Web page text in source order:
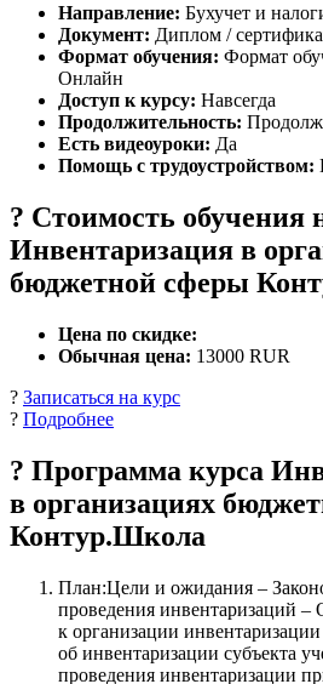
Направление: Бухучет и
Документ: Диплом /
Формат обучения: Формат
Онлайн
Доступ к курсу: Навсегда
Продолжительность:
Есть видеоуроки: Да
Помощь с трудоустройством:
? Стоимость обучения
Инвентаризация в
бюджетной сферы
Цена по скидке:
Обычная цена: 13000 RUR
? Записаться на курс
? Подробнее
? Программа курса
в организациях
Контур.Школа
План:Цели и ожидания –
проведения инвентаризаций –
к организации
об инвентаризации субъекта
проведения инвентаризации